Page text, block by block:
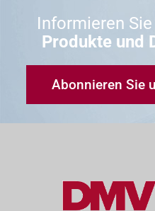
Informieren
Produkte und
Abonnieren Sie